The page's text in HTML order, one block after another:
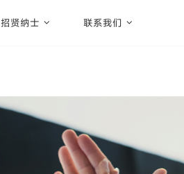
招贤纳士 联系我们